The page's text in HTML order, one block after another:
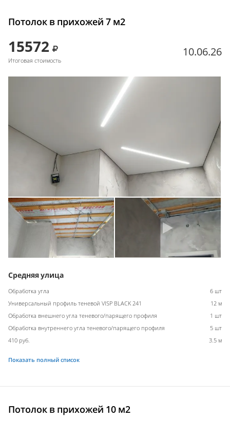
Потолок в прихожей 7 м2
15572
Итоговая стоимость
10.06.26
Средняя улица
Обработка угла
6 шт
Универсальный профиль теневой VISP BLACK 241
12 м
Обработка внешнего угла теневого/парящего профиля
1 шт
Обработка внутреннего угла теневого/парящего профиля
5 шт
410 руб.
3.5 м
Показать полный список
Потолок в прихожей 10 м2